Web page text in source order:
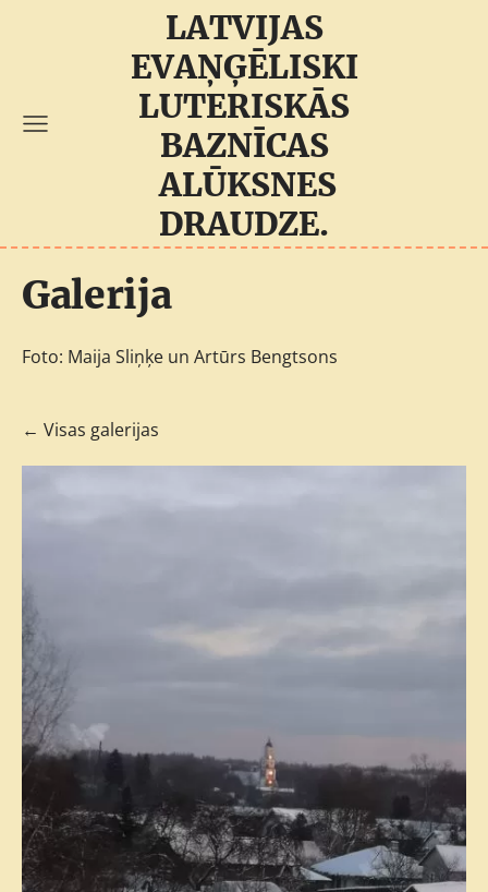
LATVIJAS
EVAŅĢĒLISKI
LUTERISKĀS
BAZNĪCAS
ALŪKSNES
DRAUDZE.
Galerija
Foto: Maija Sliņķe un Artūrs Bengtsons
Visas galerijas